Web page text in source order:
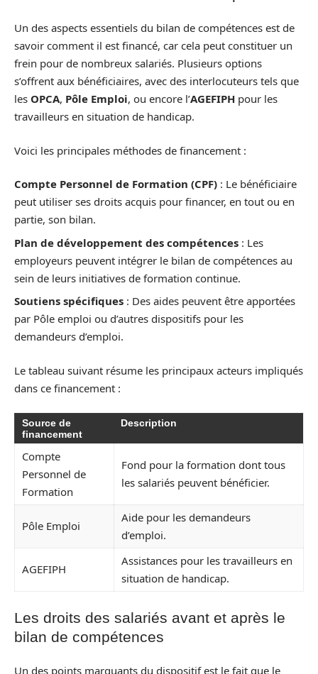
Un des aspects essentiels du bilan de compétences est de
savoir comment il est financé, car cela peut constituer un
frein pour de nombreux salariés. Plusieurs options
s’offrent aux bénéficiaires, avec des interlocuteurs tels que
les OPCA, Pôle Emploi, ou encore l’AGEFIPH pour les
travailleurs en situation de handicap.
Voici les principales méthodes de financement :
Compte Personnel de Formation (CPF) : Le bénéficiaire
peut utiliser ses droits acquis pour financer, en tout ou en
partie, son bilan.
Plan de développement des compétences : Les
employeurs peuvent intégrer le bilan de compétences au
sein de leurs initiatives de formation continue.
Soutiens spécifiques : Des aides peuvent être apportées
par Pôle emploi ou d’autres dispositifs pour les
demandeurs d’emploi.
Le tableau suivant résume les principaux acteurs impliqués
dans ce financement :
Source de
financement
Description
Compte
Personnel de
Formation
Fond pour la formation dont tous
les salariés peuvent bénéficier.
Pôle Emploi
Aide pour les demandeurs
d’emploi.
AGEFIPH
Assistances pour les travailleurs en
situation de handicap.
Les droits des salariés avant et après le
bilan de compétences
Un des points marquants du dispositif est le fait que le